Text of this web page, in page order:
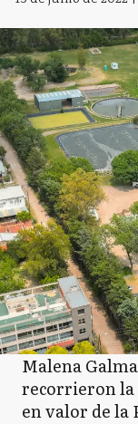
Malena
recorrieron la
en valor de la